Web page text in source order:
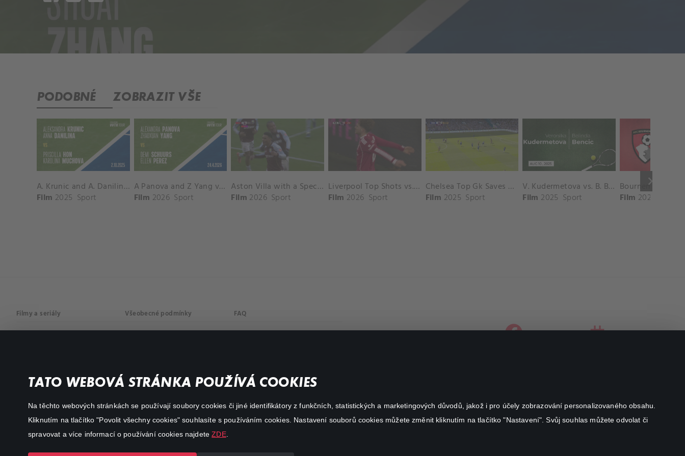
TATO WEBOVÁ STRÁNKA POUŽÍVÁ COOKIES
Na těchto webových stránkách se používají soubory cookies či jiné identifikátory z funkčních, statistických a marketingových důvodů, jakož i pro účely zobrazování personalizovaného obsahu.
Kliknutím na tlačítko "Povolit všechny cookies" souhlasíte s používáním cookies. Nastavení souborů cookies můžete změnit kliknutím na tlačítko "Nastavení". Svůj souhlas můžete odvolat či
spravovat a více informací o používání cookies najdeteZDE.
PODOBNÉ ZOBRAZIT VŠE
keyboard_arrow_right
A. Krunic and A. Danilina vs. P. Hon and K. Muchova Match Highlights - BEIJING_Capital Group Diamond ( October 02, 2025)
Film 2025 Sport
A Panova and Z Yang vs D Schuurs and E Perez Match Highlights - MADRID_Court 8 ( April 24, 2026)
Film 2026 Sport
Aston Villa with a Spectacular Goal vs. Nottingham Forest
Film 2026 Sport
Liverpool Top Shots vs. Fulham
Film 2026 Sport
Chelsea Top Gk Saves vs. Crystal Palace
Film 2025 Sport
V. Kudermetova vs. B. Bencic Match Highlights - CINCINNATI_Champions Court ( August 10, 2025)
Film 2025 Sport Film 2025
Filmy a seriály
Akční
Všeobecné podmínky FAQ
facebookinstagram
Canal+ Luxembourg S. à r.l. se sídlem Rue Albert Borschette 4,